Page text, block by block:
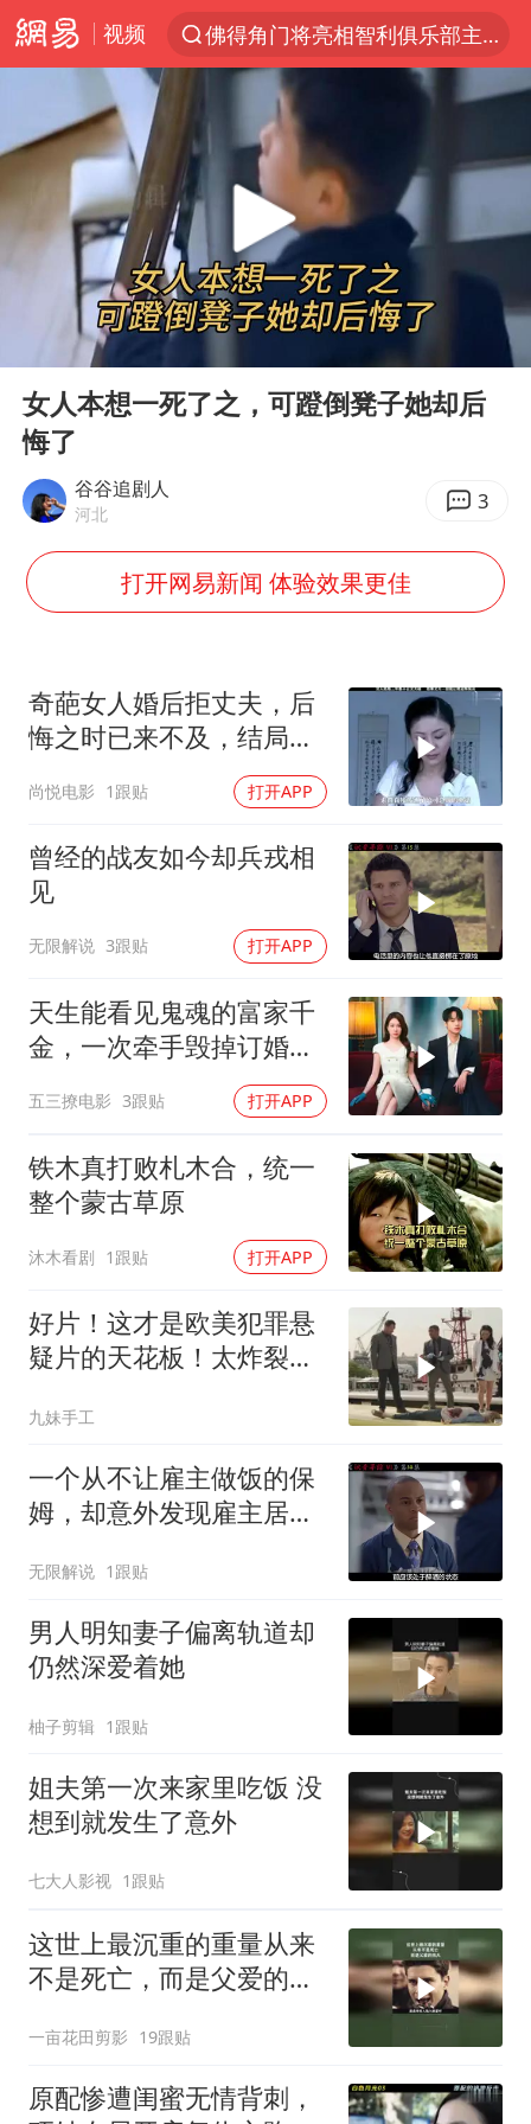
视频
佛得角门将亮相智利俱乐部主场
看守所辅警收受10万获刑1年
宇树科技发行价格150.80元/股
五粮液渠道价一箱上涨近百元
CIA被曝已秘密设立古巴工作组
法国将禁止“未经同意的电话营销”
女子利用漏洞0元薅走3000多件家电
27岁女子成组织卖淫集团主犯被通缉
24小时不关空调 电费会更低吗
东方甄选被判赔偿江小白30万元
奋进开新局 实干挑大梁
Play
00:00
女人本想一死了之，可蹬倒凳子她却后
悔了
谷谷追剧人
河北 3
打开网易新闻 体验效果更佳
奇葩女人婚后拒丈夫，后
悔之时已来不及，结局令
尚悦电影 1跟贴 打开APP
曾经的战友如今却兵戎相
见
无限解说 3跟贴 打开APP
天生能看见鬼魂的富家千
金，一次牵手毁掉订婚典
五三撩电影 3跟贴 打开APP
铁木真打败札木合，统一
整个蒙古草原
沐木看剧 1跟贴 打开APP
好片！这才是欧美犯罪悬
疑片的天花板！太炸裂
九妹手工
一个从不让雇主做饭的保
姆，却意外发现雇主居然
无限解说 1跟贴
男人明知妻子偏离轨道却
仍然深爱着她
柚子剪辑 1跟贴
姐夫第一次来家里吃饭 没
想到就发生了意外
七大人影视 1跟贴
这世上最沉重的重量从来
不是死亡，而是父爱的伟
一亩花田剪影 19跟贴
原配惨遭闺蜜无情背刺，